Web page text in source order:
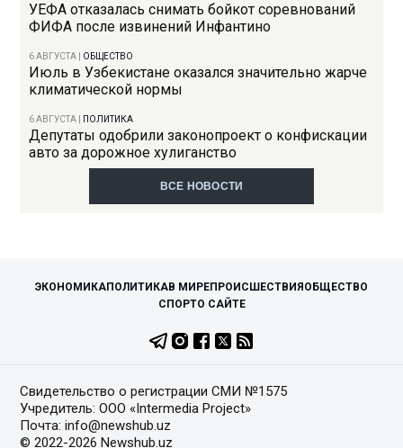
УЕФА отказалась снимать бойкот соревнований
ФИФА после извинений Инфантино
6 АВГУСТА ОБЩЕСТВО
Июль в Узбекистане оказался значительно жарче
климатической нормы
6 АВГУСТА ПОЛИТИКА
Депутаты одобрили законопроект о конфискации
авто за дорожное хулиганство
ВСЕ НОВОСТИ
ЭКОНОМИКАПОЛИТИКАВ МИРЕПРОИСШЕСТВИЯ ОБЩЕСТВО
СПОРТО САЙТЕ
Свидетельство о регистрации СМИ №1575
Учредитель: ООО «Intermedia Project»
Почта: info@newshub.uz
© 2022-2026 Newshub.uz